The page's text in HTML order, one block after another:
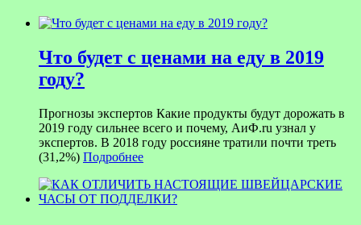
Что будет с ценами на еду в 2019
году?
Прогнозы экспертов Какие продукты будут дорожать в
2019 году сильнее всего и почему, АиФ.ru узнал у
экспертов. В 2018 году россияне тратили почти треть
(31,2%) Подробнее